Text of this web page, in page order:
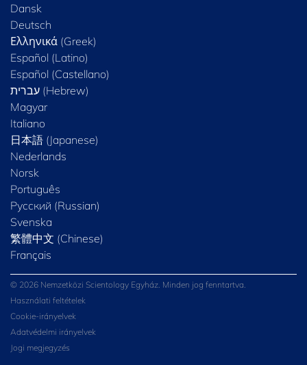
Dansk
Deutsch
Ελληνικά (Greek)
Español (Latino)
Español (Castellano)
Magyar
Italiano
日本語 (Japanese)
Nederlands
Norsk
Português
Русский (Russian)
Svenska
繁體中文 (Chinese)
Français
© 2026 Nemzetközi Scientology Egyház. Minden jog fenntartva.
Használati feltételek
Cookie-irányelvek
Adatvédelmi irányelvek
Jogi megjegyzés